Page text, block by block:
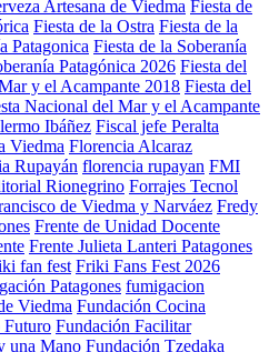
Artesana de Viedma Fiesta de
Fiesta de la Ostra Fiesta de la
Patagonica Fiesta de la Soberanía
Patagónica 2026 Fiesta del
y el Acampante 2018 Fiesta del
Nacional del Mar y el Acampante
Ibáñez Fiscal jefe Peralta
Viedma Florencia Alcaraz
Rupayán florencia rupayan FMI
Rionegrino Forrajes Tecnol
de Viedma y Narváez Fredy
Frente de Unidad Docente
Frente Julieta Lanteri Patagones
fan fest Friki Fans Fest 2026
Patagones fumigacion
Viedma Fundación Cocina
Futuro Fundación Facilitar
una Mano Fundación Tzedaka